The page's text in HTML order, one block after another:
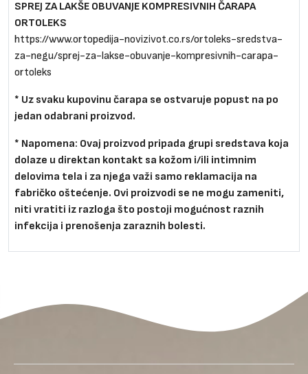
SPREJ ZA LAKŠE OBUVANJE KOMPRESIVNIH ČARAPA
ORTOLEKS
https://www.ortopedija-novizivot.co.rs/ortoleks-sredstva-
za-negu/sprej-za-lakse-obuvanje-kompresivnih-carapa-
ortoleks
* Uz svaku kupovinu čarapa se ostvaruje popust na po
jedan odabrani proizvod.
* Napomena: Ovaj proizvod pripada grupi sredstava koja
dolaze u direktan kontakt sa kožom i/ili intimnim
delovima tela i za njega važi samo reklamacija na
fabričko oštećenje. Ovi proizvodi se ne mogu zameniti,
niti vratiti iz razloga što postoji mogućnost raznih
infekcija i prenošenja zaraznih bolesti.